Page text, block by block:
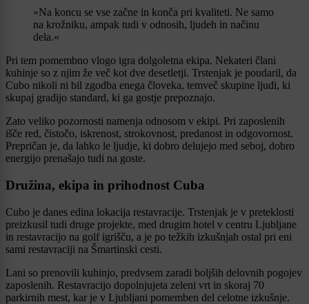
»Na koncu se vse začne in konča pri kvaliteti. Ne samo
na krožniku, ampak tudi v odnosih, ljudeh in načinu
dela.«
Pri tem pomembno vlogo igra dolgoletna ekipa. Nekateri člani
kuhinje so z njim že več kot dve desetletji. Trstenjak je poudaril, da
Cubo nikoli ni bil zgodba enega človeka, temveč skupine ljudi, ki
skupaj gradijo standard, ki ga gostje prepoznajo.
Zato veliko pozornosti namenja odnosom v ekipi. Pri zaposlenih
išče red, čistočo, iskrenost, strokovnost, predanost in odgovornost.
Prepričan je, da lahko le ljudje, ki dobro delujejo med seboj, dobro
energijo prenašajo tudi na goste.
Družina, ekipa in prihodnost Cuba
Cubo je danes edina lokacija restavracije. Trstenjak je v preteklosti
preizkusil tudi druge projekte, med drugim hotel v centru Ljubljane
in restavracijo na golf igrišču, a je po težkih izkušnjah ostal pri eni
sami restavraciji na Šmartinski cesti.
Lani so prenovili kuhinjo, predvsem zaradi boljših delovnih pogojev
zaposlenih. Restavracijo dopolnjujeta zeleni vrt in skoraj 70
parkirnih mest, kar je v Ljubljani pomemben del celotne izkušnje.